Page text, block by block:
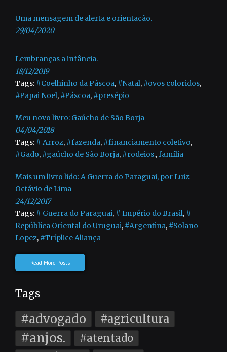
Uma mensagem de alerta e orientação.
29/04/2020
Lembranças a infância.
18/12/2019
Tags: #Coelhinho da Páscoa, #Natal, #ovos coloridos,
#Papai Noel, #Páscoa, #presépio
Meu novo livro: Gaúcho de São Borja
04/04/2018
Tags: # Arroz, #fazenda, #financiamento coletivo,
#Gado, #gaúcho de São Borja, #rodeios.,família
Mais um livro lido: A Guerra do Paraguai, por Luiz
Octávio de Lima
24/12/2017
Tags: # Guerra do Paraguai, # Império do Brasil, #
República Oriental do Uruguai, #Argentina, #Solano
Lopez, #Tríplice Aliança
Read More Posts
Tags
#advogado #agricultura
#anjos. #atentado